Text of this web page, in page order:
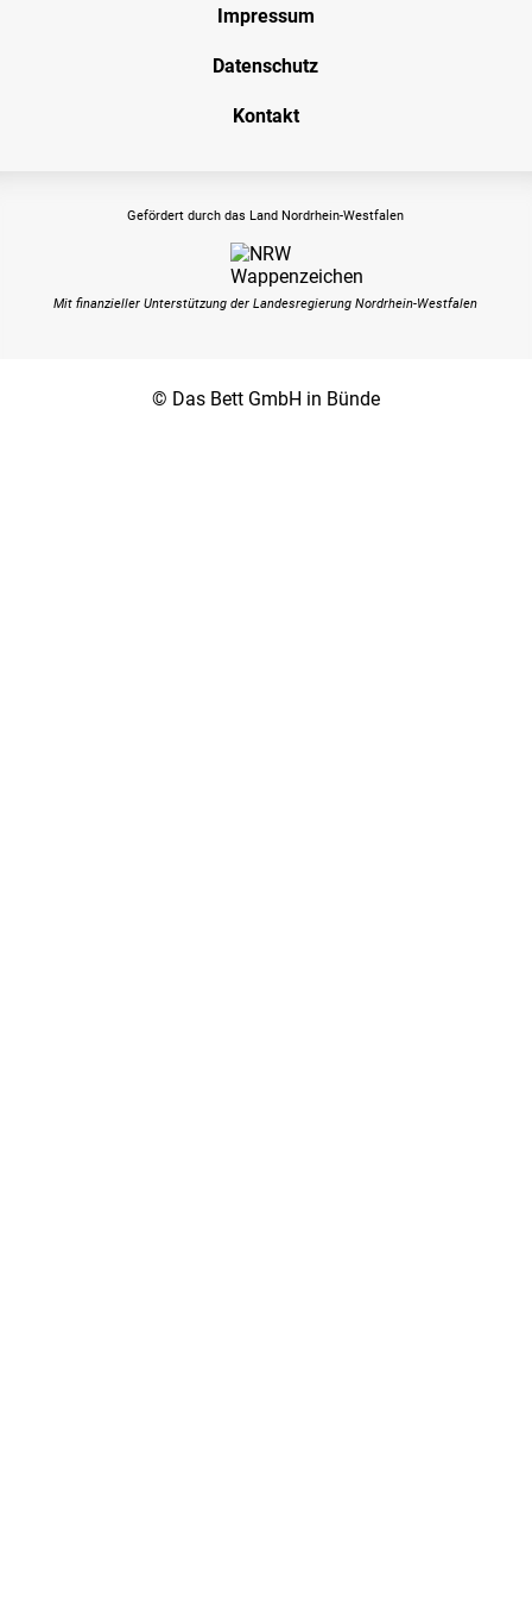
Impressum
Datenschutz
Kontakt
Gefördert durch das Land Nordrhein-Westfalen
Mit finanzieller Unterstützung der Landesregierung Nordrhein-Westfalen
© Das Bett GmbH in Bünde